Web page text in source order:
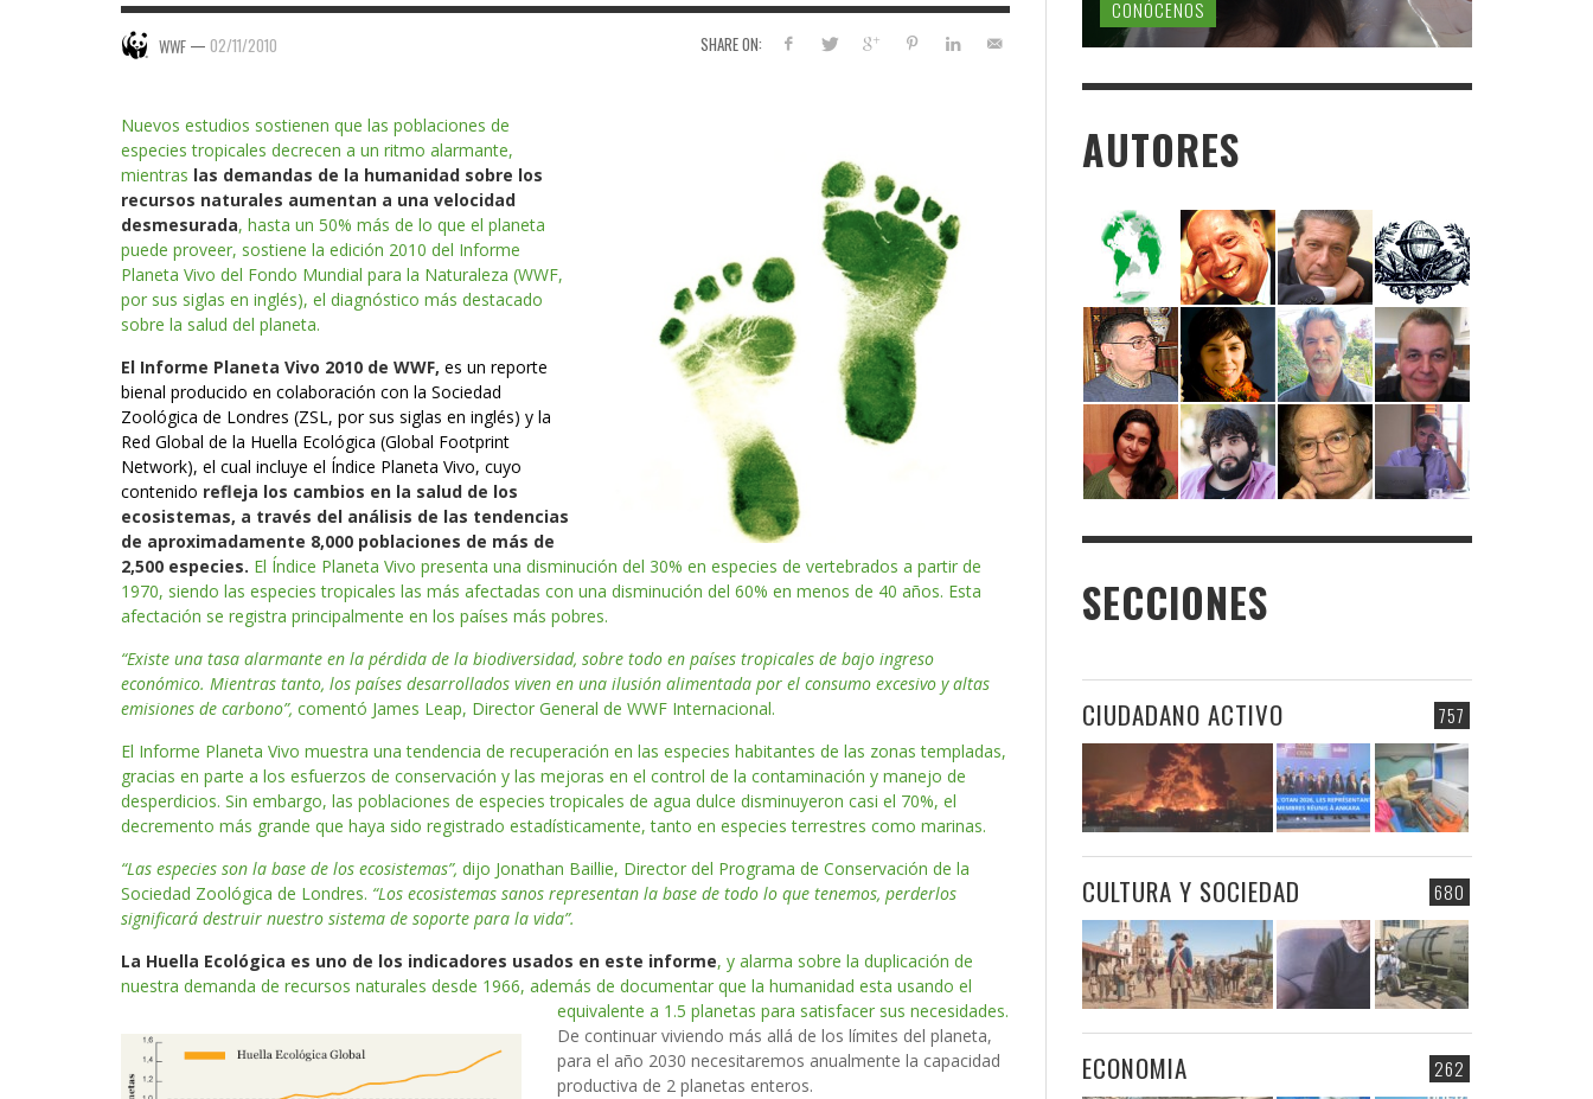
SHARE ON:
WWF — 02/11/2010
Nuevos estudios sostienen que las poblaciones de
especies tropicales decrecen a un ritmo alarmante,
mientras las demandas de la humanidad sobre los
recursos naturales aumentan a una velocidad
desmesurada, hasta un 50% más de lo que el planeta
puede proveer, sostiene la edición 2010 del Informe
Planeta Vivo del Fondo Mundial para la Naturaleza (WWF,
por sus siglas en inglés), el diagnóstico más destacado
sobre la salud del planeta.
El Informe Planeta Vivo 2010 de WWF, es un reporte
bienal producido en colaboración con la Sociedad
Zoológica de Londres (ZSL, por sus siglas en inglés) y la
Red Global de la Huella Ecológica (Global Footprint
Network), el cual incluye el Índice Planeta Vivo, cuyo
contenido refleja los cambios en la salud de los
ecosistemas, a través del análisis de las tendencias
de aproximadamente 8,000 poblaciones de más de
2,500 especies. El Índice Planeta Vivo presenta una disminución del 30% en especies de vertebrados a partir de
1970, siendo las especies tropicales las más afectadas con una disminución del 60% en menos de 40 años. Esta
afectación se registra principalmente en los países más pobres.
“Existe una tasa alarmante en la pérdida de la biodiversidad, sobre todo en países tropicales de bajo ingreso
económico. Mientras tanto, los países desarrollados viven en una ilusión alimentada por el consumo excesivo y altas
emisiones de carbono”, comentó James Leap, Director General de WWF Internacional.
El Informe Planeta Vivo muestra una tendencia de recuperación en las especies habitantes de las zonas templadas,
gracias en parte a los esfuerzos de conservación y las mejoras en el control de la contaminación y manejo de
desperdicios. Sin embargo, las poblaciones de especies tropicales de agua dulce disminuyeron casi el 70%, el
decremento más grande que haya sido registrado estadísticamente, tanto en especies terrestres como marinas.
“Las especies son la base de los ecosistemas”, dijo Jonathan Baillie, Director del Programa de Conservación de la
Sociedad Zoológica de Londres. “Los ecosistemas sanos representan la base de todo lo que tenemos, perderlos
significará destruir nuestro sistema de soporte para la vida”.
La Huella Ecológica es uno de los indicadores usados en este informe, y alarma sobre la duplicación de
nuestra demanda de recursos naturales desde 1966, además de documentar que la humanidad esta usando el
equivalente a 1.5 planetas para satisfacer sus necesidades.
De continuar viviendo más allá de los límites del planeta,
para el año 2030 necesitaremos anualmente la capacidad
productiva de 2 planetas enteros.
CONÓCENOS
AUTORES
SECCIONES
757
CIUDADANO ACTIVO
680
CULTURA Y SOCIEDAD
262
ECONOMIA